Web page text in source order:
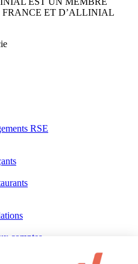
ET D’ALLINIAL
RSE
comptes